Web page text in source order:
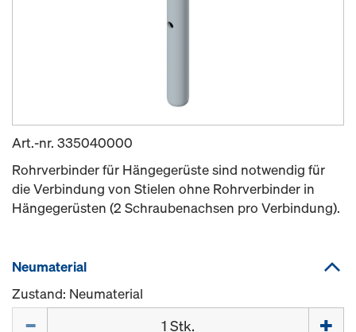
Art.-nr. 335040000
Rohrverbinder für Hängegerüste sind notwendig für
die Verbindung von Stielen ohne Rohrverbinder in
Hängegerüsten (2 Schraubenachsen pro Verbindung).
Neumaterial
Zustand: Neumaterial